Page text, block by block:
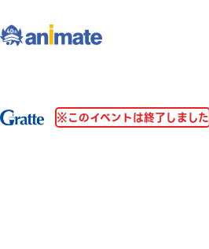
※このイベントは終了しました